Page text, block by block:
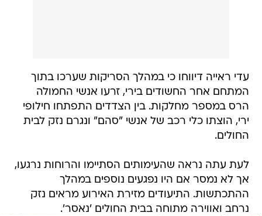
עדי ראייה דיווחו כי במהלך הסריקות שערכו בתוך
המתחם אחר החשודים בירי, זרעו אנשי החמולה
הרס במספר מחלקות. בין הצדדים התפתחו חילופי
ירי, הוצתו כלי רכב של אנשי "סהם" ונגרם נזק לבית
החולים.
לעת עתה נראה שהעימותים הסתיימו והרוחות נרגעו,
אך לא נמסר אם היו נפגעים נוספים במהלך
ההתכתשות. התיעודים מזירת האירוע מראים נזק
נרחב ואווירה מתוחה בבית החולים 'נאסר'.